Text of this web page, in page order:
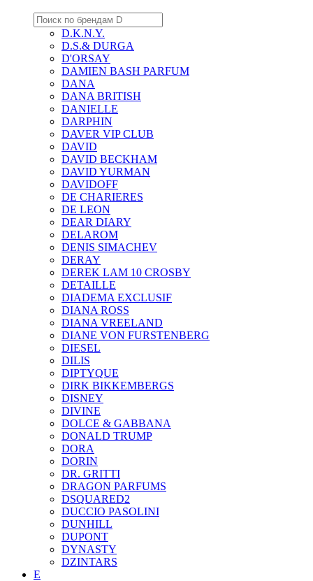
D.K.N.Y.
D.S.& DURGA
D'ORSAY
DAMIEN BASH PARFUM
DANA
DANA BRITISH
DANIELLE
DARPHIN
DAVER VIP CLUB
DAVID
DAVID BECKHAM
DAVID YURMAN
DAVIDOFF
DE CHARIERES
DE LEON
DEAR DIARY
DELAROM
DENIS SIMACHEV
DERAY
DEREK LAM 10 CROSBY
DETAILLE
DIADEMA EXCLUSIF
DIANA ROSS
DIANA VREELAND
DIANE VON FURSTENBERG
DIESEL
DILIS
DIPTYQUE
DIRK BIKKEMBERGS
DISNEY
DIVINE
DOLCE & GABBANA
DONALD TRUMP
DORA
DORIN
DR. GRITTI
DRAGON PARFUMS
DSQUARED2
DUCCIO PASOLINI
DUNHILL
DUPONT
DYNASTY
DZINTARS
E